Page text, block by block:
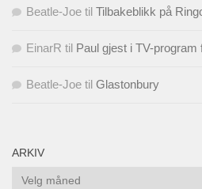
Beatle-Joe til Tilbakeblikk på
EinarR til Paul gjest i TV-program
Beatle-Joe til Glastonbury
ARKIV
Arkiv